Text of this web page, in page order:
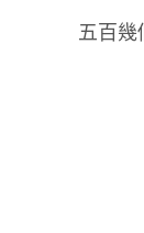
五百幾